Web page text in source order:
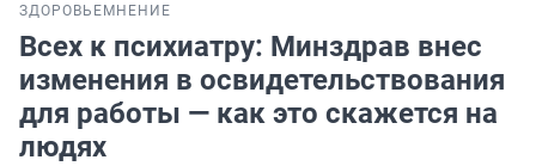
ЗДОРОВЬЕ МНЕНИЕ
Всех к психиатру: Минздрав внес
изменения в освидетельствования
для работы — как это скажется на
людях